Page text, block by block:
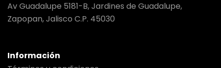
Av Guadalupe 5181-B, Jardines de Guadalupe,
Zapopan, Jalisco C.P. 45030
Información